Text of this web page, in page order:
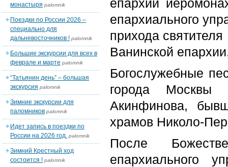
епархии
епархиального
прихода
Ванинской
Богослужебные
города Москвы
Акинфинова,
храмов Николо-
После
епархиального
монастыря palomnik
Поездки по России 2026 –
специально для
дальневосточников ! palomnik
Большие экскурсии для всех в
феврале и марте palomnik
“Татьянин день” – большая
экскурсия palomnik
Зимние экскурсии для
паломников palomnik
Идет запись в поездки по
России на 2026 год. palomnik
Зимний Крестный ход
состоится ! palomnik